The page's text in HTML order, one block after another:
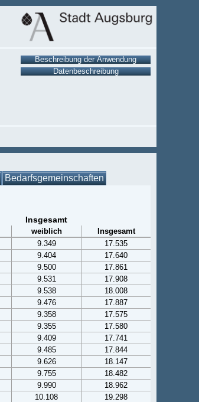
Bedarfsgemeinschaften
Insgesamt
weiblich
Insgesamt
9.349
17.535
9.404
17.640
9.500
17.861
9.531
17.908
9.538
18.008
9.476
17.887
9.358
17.575
9.355
17.580
9.409
17.741
9.485
17.844
9.626
18.147
9.755
18.482
9.990
18.962
10.108
19.298